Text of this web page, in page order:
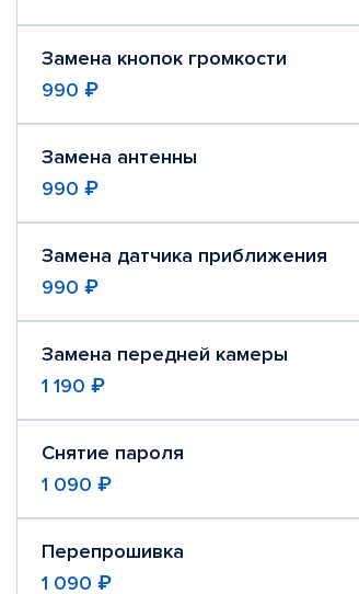
Замена кнопок громкости
990 ₽
Замена антенны
990 ₽
Замена датчика приближения
990 ₽
Замена передней камеры
1 190 ₽
Снятие пароля
1 090 ₽
Перепрошивка
1 090 ₽